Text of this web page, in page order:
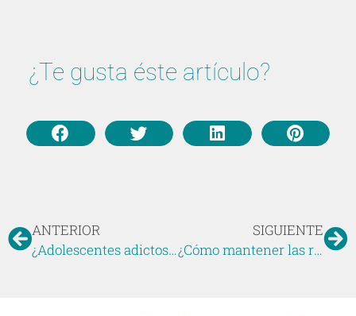
¿Te gusta éste artículo?
ANTERIOR
¿Adolescentes adictos a las redes sociales?
SIGUIENTE
¿Cómo mantener las rutinas en verano con los niños?